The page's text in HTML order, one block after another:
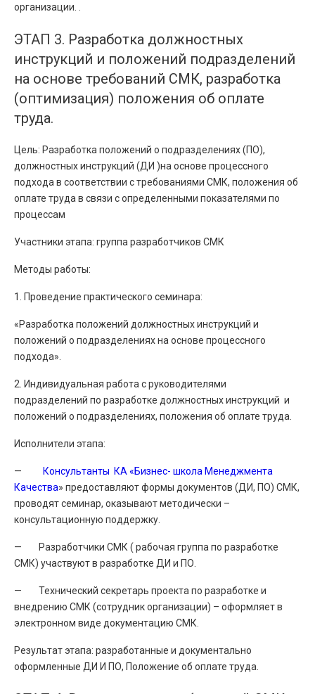
организации. .
ЭТАП 3. Разработка должностных
инструкций и положений подразделений
на основе требований СМК, разработка
(оптимизация) положения об оплате
труда.
Цель: Разработка положений о подразделениях (ПО),
должностных инструкций (ДИ )на основе процессного
подхода в соответствии с требованиями СМК, положения об
оплате труда в связи с определенными показателями по
процессам
Участники этапа: группа разработчиков СМК
Методы работы:
1. Проведение практического семинара:
«Разработка положений должностных инструкций и
положений о подразделениях на основе процессного
подхода».
2. Индивидуальная работа с руководителями
подразделений по разработке должностных инструкций и
положений о подразделениях, положения об оплате труда.
Исполнители этапа:
—
Консультанты КА «Бизнес- школа Менеджмента
Качества» предоставляют формы документов (ДИ, ПО) СМК,
проводят семинар, оказывают методически –
консультационную поддержку.
— Разработчики СМК ( рабочая группа по разработке
СМК) участвуют в разработке ДИ и ПО.
— Технический секретарь проекта по разработке и
внедрению СМК (сотрудник организации) – оформляет в
электронном виде документацию СМК.
Результат этапа: разработанные и документально
оформленные ДИ И ПО, Положение об оплате труда.